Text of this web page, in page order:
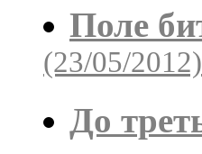
Поле
(23/05/2012)
До